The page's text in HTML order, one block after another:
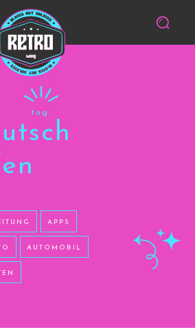
tag:
APPS
AUTOMOBIL